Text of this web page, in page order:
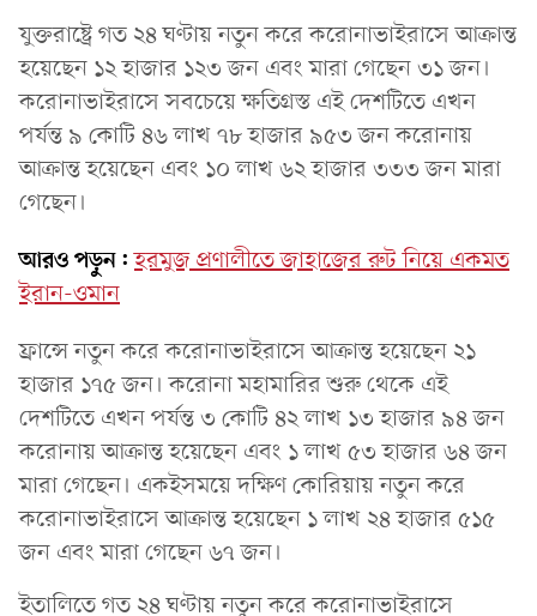
যুক্তরাষ্ট্রে গত ২৪ ঘণ্টায় নতুন করে করোনাভাইরাসে আক্রান্ত
হয়েছেন ১২ হাজার ১২৩ জন এবং মারা গেছেন ৩১ জন।
করোনাভাইরাসে সবচেয়ে ক্ষতিগ্রস্ত এই দেশটিতে এখন
পর্যন্ত ৯ কোটি ৪৬ লাখ ৭৮ হাজার ৯৫৩ জন করোনায়
আক্রান্ত হয়েছেন এবং ১০ লাখ ৬২ হাজার ৩৩৩ জন মারা
গেছেন।
আরও পড়ুন: হরমুজ প্রণালীতে জাহাজের রুট নিয়ে একমত
ইরান-ওমান
ফ্রান্সে নতুন করে করোনাভাইরাসে আক্রান্ত হয়েছেন ২১
হাজার ১৭৫ জন। করোনা মহামারির শুরু থেকে এই
দেশটিতে এখন পর্যন্ত ৩ কোটি ৪২ লাখ ১৩ হাজার ৯৪ জন
করোনায় আক্রান্ত হয়েছেন এবং ১ লাখ ৫৩ হাজার ৬৪ জন
মারা গেছেন। একইসময়ে দক্ষিণ কোরিয়ায় নতুন করে
করোনাভাইরাসে আক্রান্ত হয়েছেন ১ লাখ ২৪ হাজার ৫১৫
জন এবং মারা গেছেন ৬৭ জন।
ইতালিতে গত ২৪ ঘণ্টায় নতুন করে করোনাভাইরাসে